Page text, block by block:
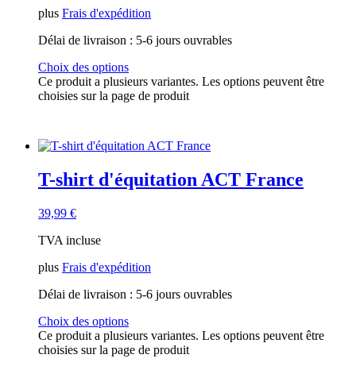
plus Frais d'expédition
Délai de livraison : 5-6 jours ouvrables
Choix des options
Ce produit a plusieurs variantes. Les options peuvent être
choisies sur la page de produit
T-shirt d'équitation ACT France
39,99 €
TVA incluse
plus Frais d'expédition
Délai de livraison : 5-6 jours ouvrables
Choix des options
Ce produit a plusieurs variantes. Les options peuvent être
choisies sur la page de produit